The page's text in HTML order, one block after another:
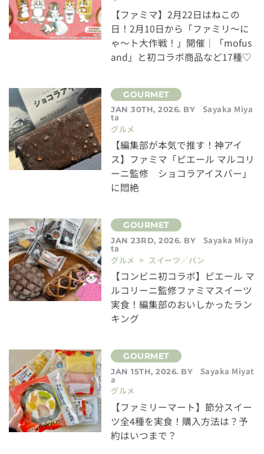
【ファミマ】2月22日はねこの
日！2月10日から「ファミリ～に
ゃ～ト大作戦！」開催│「mofus
and」と初コラボ商品など17種♡
JAN 30TH, 2026. BY Sayaka Miya
ta
グルメ
【編集部が本気で推す！神アイ
ス】ファミマ「ピエール マルコリ
ーニ監修 ショコラアイスバー」
に悶絶
JAN 23RD, 2026. BY Sayaka Miya
ta
グルメ > スイーツ／パン
【コンビニ初コラボ】ピエール マ
ルコリーニ監修ファミマスイーツ
実食！編集部のおいしかったラン
キング
JAN 15TH, 2026. BY Sayaka Miyat
a
グルメ
【ファミリーマート】節分スイー
ツ全4種を実食！購入方法は？予
約はいつまで？